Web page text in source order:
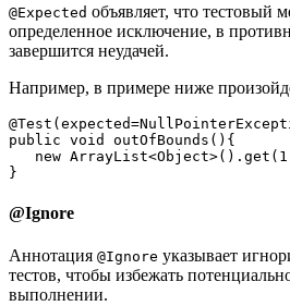
@Expected объявляет, что тестовый
определенное исключение, в
завершится неудачей.
Например, в примере ниже
public void outOfBounds(){
new
}
@Ignore
Аннотация @Ignore указывает
тестов, чтобы избежать
выполнении.